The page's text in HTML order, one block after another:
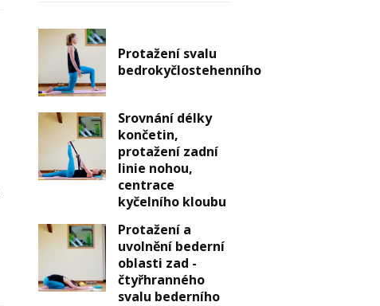
Protažení svalu
bedrokyčlostehenního
Srovnání délky
končetin,
protažení zadní
linie nohou,
centrace
kyčelního kloubu
Protažení a
uvolnění bederní
oblasti zad -
čtyřhranného
svalu bederního